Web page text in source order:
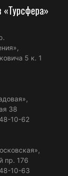
«Турсфера»
5 к. 1
38
10-62
пр. 176
10-63